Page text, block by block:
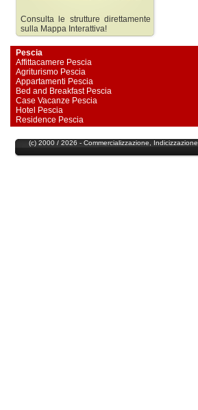
Consulta le strutture direttamente
sulla Mappa Interattiva!
Pescia
Affittacamere Pescia
Agriturismo Pescia
Appartamenti Pescia
Bed and Breakfast Pescia
Case Vacanze Pescia
Hotel Pescia
Residence Pescia
(c) 2000 / 2026 - Commercializzazione, Indicizzazione